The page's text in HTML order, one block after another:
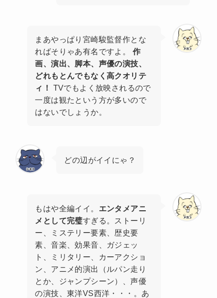
まあやっぱり宮崎駿監督作とな
ればそりゃあ有名ですよ。 作
画、演出、脚本、声優の演技、
どれもとんでもなく高クオリテ
ィ！
TVでもよく放映されるので
一度は観たという方が多いので
はないでしょうか。
どの辺がイイにゃ？
もはや全編イイ。
エンタメアニ
メとして完璧すぎる。ストーリ
ー、ミステリー要素、歴史要
素、音楽、効果音、ガジェッ
ト、ミリタリー、カーアクショ
ン、アニメ的演出（ルパン走り
とか、ジャンプシーン）、声優
の演技、東洋VS西洋・・・。あ